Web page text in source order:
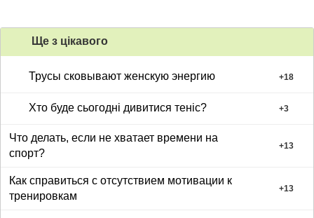
Ще з цiкавого
Трусы сковывают женскую энергию +18
Хто буде сьогодні дивитися теніс? +3
Что делать, если не хватает времени на
спорт?
+13
Как справиться с отсутствием мотивации к
тренировкам
+13